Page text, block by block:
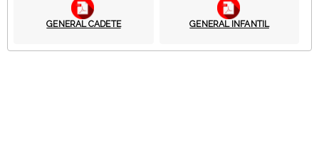
GENERAL CADETE GENERAL INFANTIL